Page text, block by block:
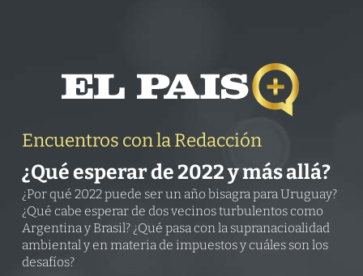
Encuentros con la Redacción
¿Qué esperar de 2022 y más allá?
¿Por qué 2022 puede ser un año bisagra para Uruguay?
¿Qué cabe esperar de dos vecinos turbulentos como
Argentina y Brasil? ¿Qué pasa con la supranacioalidad
ambiental y en materia de impuestos y cuáles son los
desafíos?